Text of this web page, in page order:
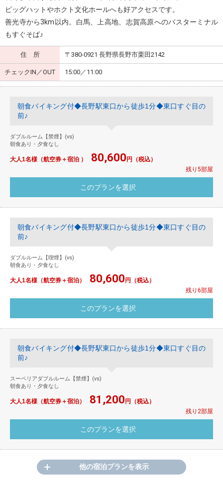
ビッグハットやホクト文化ホールへも好アクセスです。
善光寺から3km以内。白馬、上高地、志賀高原へのバスターミナル
もすぐそば♪
住 所 〒380-0921 長野県長野市栗田2142
チェックIN／OUT 15:00／11:00
朝食バイキング付◆長野駅東口から徒歩1分◆東口すぐ目の
前♪
ダブルルーム【禁煙】(vs)
朝食あり・夕食なし
大人1名様（航空券＋宿泊 ） 80,600円（税込）
残り5部屋
朝食バイキング付◆長野駅東口から徒歩1分◆東口すぐ目の
前♪
ダブルルーム【喫煙】(vs)
朝食あり・夕食なし
大人1名様（航空券＋宿泊） 80,600円（税込）
残り6部屋
朝食バイキング付◆長野駅東口から徒歩1分◆東口すぐ目の
前♪
スーペリアダブルルーム【禁煙】(vs)
朝食あり・夕食なし
大人1名様（航空券＋宿泊） 81,200円（税込）
残り2部屋
他の宿泊プランを表示